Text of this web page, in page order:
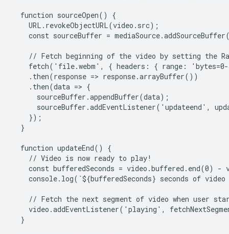
  function sourceOpen() {
    URL.revokeObjectURL(video.src);
const sourceBuffer =
// Fetch beginning of the video by setting the
fetch('file.webm', { headers: { range:
    .then(response => response.arrayBuffer())
    .then(data => {
      sourceBuffer.appendBuffer(data);
sourceBuffer.addEventListener('updateend',
    });
  }
  function updateEnd() {
    // Video is now ready to play!
const bufferedSeconds = video.buffered.end(0) -
console.log(`${bufferedSeconds} seconds of
// Fetch the next segment of video when user
video.addEventListener('playing',
  }